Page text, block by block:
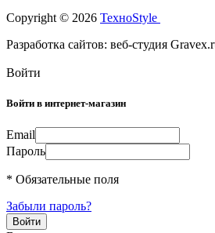
Copyright © 2026 TexноStyle
Разработка сайтов: веб-студия
Войти
Войти в интернет-магазин
Email
Пароль
* Обязательные поля
Забыли пароль?